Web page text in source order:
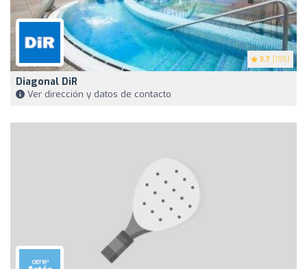
3.7 (195)
Diagonal DiR
Ver dirección y datos de contacto